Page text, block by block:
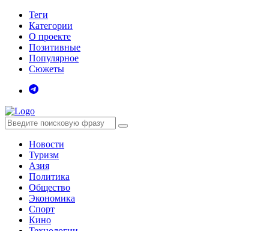
Теги
Категории
О проекте
Позитивные
Популярное
Сюжеты
Новости
Туризм
Азия
Политика
Общество
Экономика
Спорт
Кино